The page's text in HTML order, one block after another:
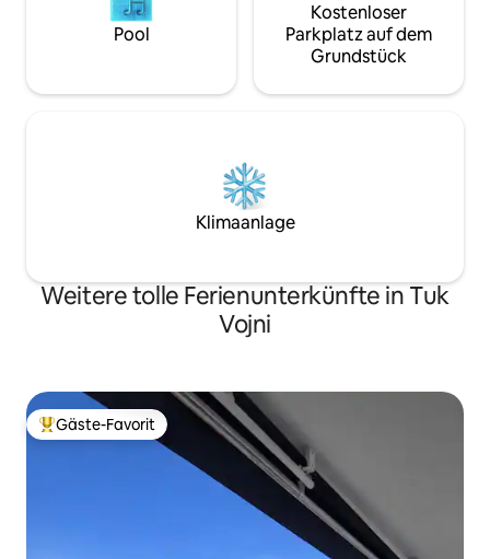
Pool
Kostenloser
Parkplatz auf dem
Grundstück
Klimaanlage
Weitere tolle Ferienunterkünfte in Tuk
Vojni
Beliebter Gäste-Favorit.
Gäste-Favorit